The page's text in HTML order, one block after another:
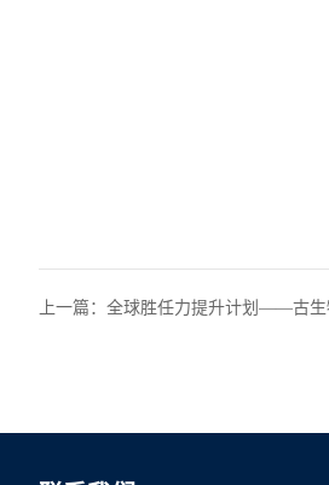
上一篇： 全球胜任力提升计划——古生